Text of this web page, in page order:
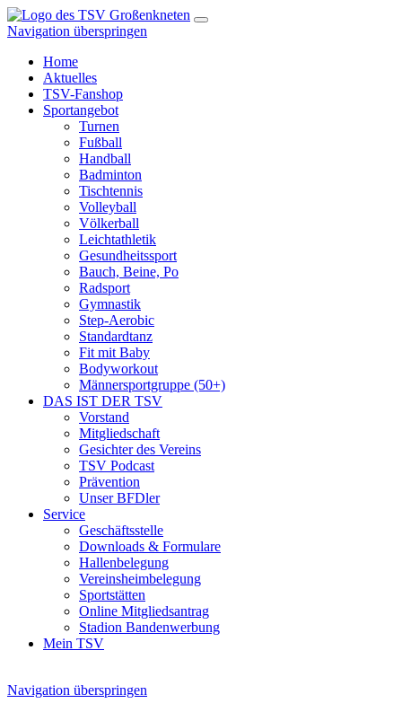
Navigation überspringen
Home
Aktuelles
TSV-Fanshop
Sportangebot
Turnen
Fußball
Handball
Badminton
Tischtennis
Volleyball
Völkerball
Leichtathletik
Gesundheitssport
Bauch, Beine, Po
Radsport
Gymnastik
Step-Aerobic
Standardtanz
Fit mit Baby
Bodyworkout
Männersportgruppe (50+)
DAS IST DER TSV
Vorstand
Mitgliedschaft
Gesichter des Vereins
TSV Podcast
Prävention
Unser BFDler
Service
Geschäftsstelle
Downloads & Formulare
Hallenbelegung
Vereinsheimbelegung
Sportstätten
Online Mitgliedsantrag
Stadion Bandenwerbung
Mein TSV
Navigation überspringen